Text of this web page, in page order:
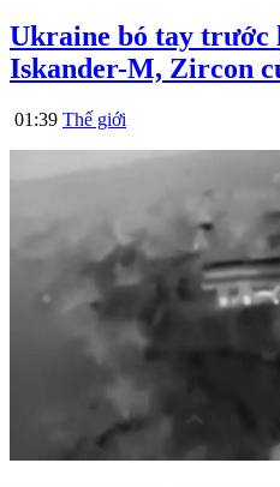
Ukraine bó tay trước
Iskander-M, Zircon
01:39 Thế giới